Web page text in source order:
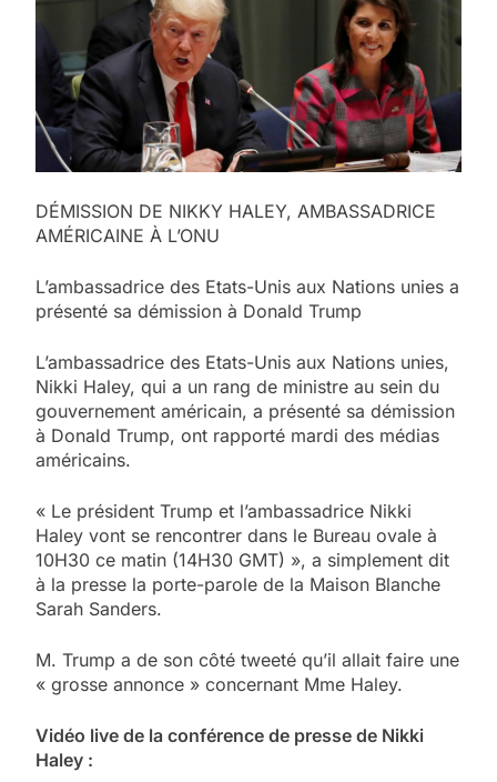
DÉMISSION DE NIKKY HALEY, AMBASSADRICE
AMÉRICAINE À L’ONU
L’ambassadrice des Etats-Unis aux Nations unies a
présenté sa démission à Donald Trump
L’ambassadrice des Etats-Unis aux Nations unies,
Nikki Haley, qui a un rang de ministre au sein du
gouvernement américain, a présenté sa démission
à Donald Trump, ont rapporté mardi des médias
américains.
« Le président Trump et l’ambassadrice Nikki
Haley vont se rencontrer dans le Bureau ovale à
10H30 ce matin (14H30 GMT) », a simplement dit
à la presse la porte-parole de la Maison Blanche
Sarah Sanders.
M. Trump a de son côté tweeté qu’il allait faire une
« grosse annonce » concernant Mme Haley.
Vidéo live de la conférence de presse de Nikki
Haley :